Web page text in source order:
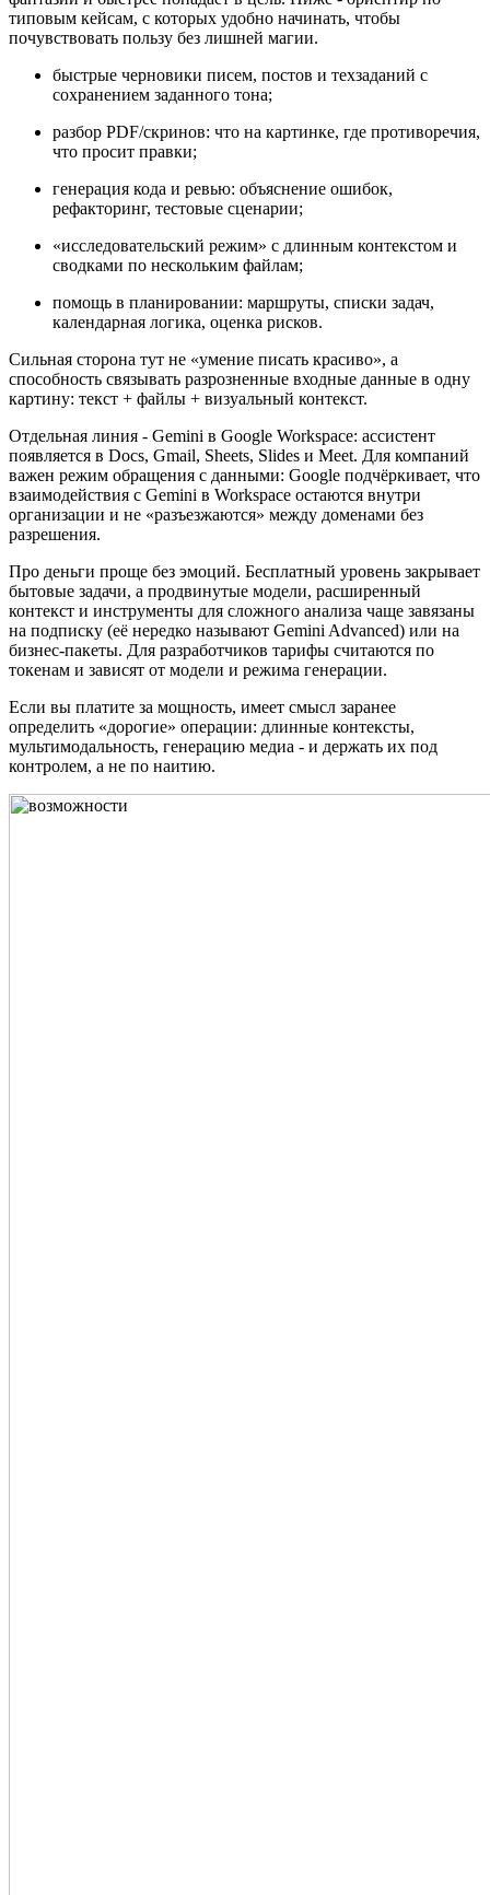
типовым кейсам, с которых удобно начинать, чтобы
почувствовать пользу без лишней магии.
быстрые черновики писем, постов и техзаданий с
сохранением заданного тона;
разбор PDF/скринов: что на картинке, где противоречия,
что просит правки;
генерация кода и ревью: объяснение ошибок,
рефакторинг, тестовые сценарии;
«исследовательский режим» с длинным контекстом и
сводками по нескольким файлам;
помощь в планировании: маршруты, списки задач,
календарная логика, оценка рисков.
Сильная сторона тут не «умение писать красиво», а
способность связывать разрозненные входные данные в одну
картину: текст + файлы + визуальный контекст.
Отдельная линия - Gemini в Google Workspace: ассистент
появляется в Docs, Gmail, Sheets, Slides и Meet. Для компаний
важен режим обращения с данными: Google подчёркивает, что
взаимодействия с Gemini в Workspace остаются внутри
организации и не «разъезжаются» между доменами без
разрешения.
Про деньги проще без эмоций. Бесплатный уровень закрывает
бытовые задачи, а продвинутые модели, расширенный
контекст и инструменты для сложного анализа чаще завязаны
на подписку (её нередко называют Gemini Advanced) или на
бизнес-пакеты. Для разработчиков тарифы считаются по
токенам и зависят от модели и режима генерации.
Если вы платите за мощность, имеет смысл заранее
определить «дорогие» операции: длинные контексты,
мультимодальность, генерацию медиа - и держать их под
контролем, а не по наитию.